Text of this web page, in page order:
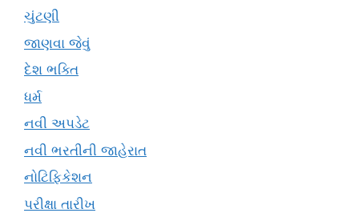
ચુંટણી
જાણવા જેવું
દેશ ભક્તિ
ધર્મ
નવી અપડેટ
નવી ભરતીની જાહેરાત
નોટિફિકેશન
પરીક્ષા તારીખ